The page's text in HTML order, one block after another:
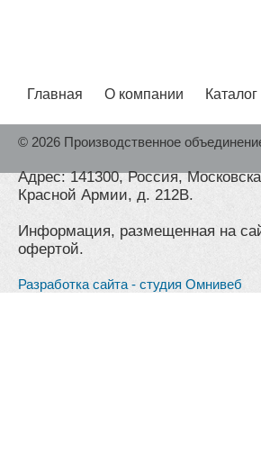
Главная О компании Каталог
© 2026 Производственное
Адрес: 141300, Россия,
Красной Армии, д. 212В.
Информация, размещенная на
офертой.
Разработка сайта - студия Омнивеб